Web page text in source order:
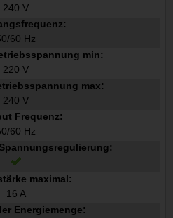
240 V
60 Hz
min:
220 V
max:
240 V
Frequenz:
60 Hz
maximal:
16 A
Energiemenge: